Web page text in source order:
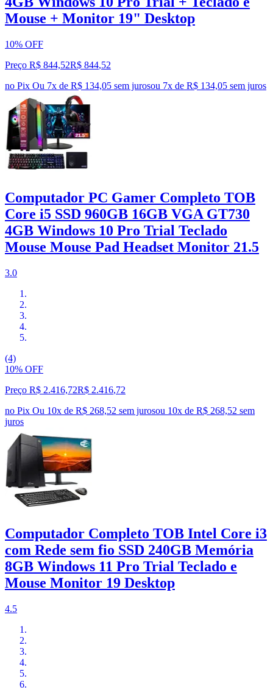
Mouse + Monitor 19" Desktop
10% OFF
Preço R$ 844,52R$ 844,52
no Pix Ou 7x de R$ 134,05 sem jurosou 7x de R$ 134,05 sem juros
Computador PC Gamer Completo TOB
Core i5 SSD 960GB 16GB VGA GT730
4GB Windows 10 Pro Trial Teclado
Mouse Mouse Pad Headset Monitor 21.5
3.0
(4)
10% OFF
Preço R$ 2.416,72R$ 2.416,72
no Pix Ou 10x de R$ 268,52 sem jurosou 10x de R$ 268,52 sem
juros
Computador Completo TOB Intel Core i3
com Rede sem fio SSD 240GB Memória
8GB Windows 11 Pro Trial Teclado e
Mouse Monitor 19 Desktop
4.5